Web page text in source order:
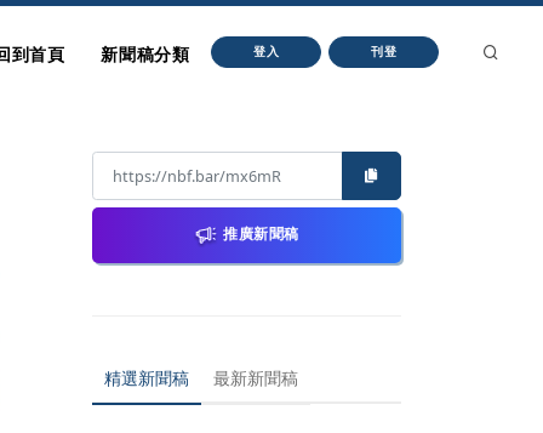
到首頁 新聞稿分類 登入 刊登
推廣新聞稿
精選新聞稿 最新新聞稿